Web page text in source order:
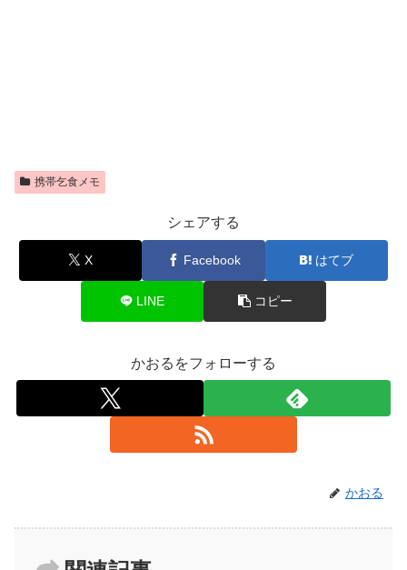
携帯乞食メモ
シェアする
X Facebook はてブ
LINE コピー
かおるをフォローする
かおる